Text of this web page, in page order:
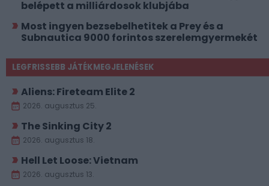
belépett a milliárdosok klubjába
Most ingyen bezsebelhetitek a Prey és a
Subnautica 9000 forintos szerelemgyermekét
LEGFRISSEBB JÁTÉKMEGJELENÉSEK
Aliens: Fireteam Elite 2
2026. augusztus 25.
The Sinking City 2
2026. augusztus 18.
Hell Let Loose: Vietnam
2026. augusztus 13.